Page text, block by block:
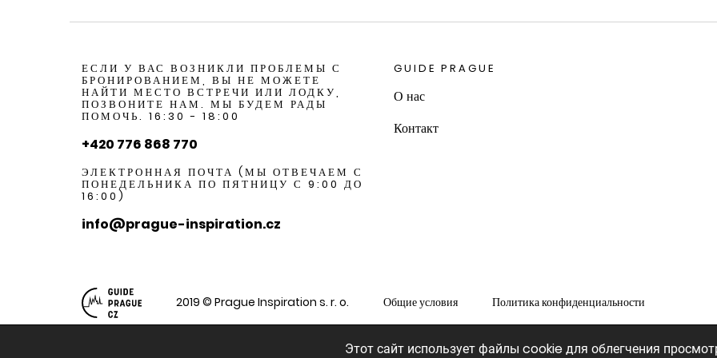
ЕСЛИ У ВАС ВОЗНИКЛИ ПРОБЛЕМЫ С
БРОНИРОВАНИЕМ, ВЫ НЕ МОЖЕТЕ
НАЙТИ МЕСТО ВСТРЕЧИ ИЛИ ЛОДКУ,
ПОЗВОНИТЕ НАМ. МЫ БУДЕМ РАДЫ
ПОМОЧЬ. 16:30 - 18:00
+420 776 868 770
ЭЛЕКТРОННАЯ ПОЧТА (МЫ ОТВЕЧАЕМ С
ПОНЕДЕЛЬНИКА ПО ПЯТНИЦУ С 9:00 ДО
16:00)
info@prague-inspiration.cz
GUIDE PRAGUE
О нас
Контакт
2019 © Prague Inspiration s. r. o. Общие условия Политика конфиденциальности
Этот сайт использует файлы cookie для облегчения